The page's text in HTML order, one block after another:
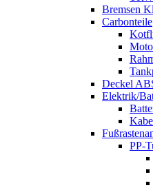
Bremsen
Carbonteile
Deckel
Elektrik/
PP-